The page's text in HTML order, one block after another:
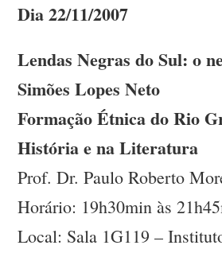
Dia 22/11/2007
Lendas Negras do Sul: o
Simões Lopes Neto
Formação Étnica do Rio
História e na Literatura
Prof. Dr. Paulo Roberto
Horário: 19h30min às
Local: Sala 1G119 –